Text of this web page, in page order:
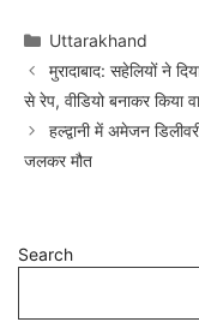
Categories
Uttarakhand
मुरादाबाद: सहेलियों ने
से रेप, वीडियो बनाकर किया
हल्द्वानी में अमेजन
जलकर मौत
Search